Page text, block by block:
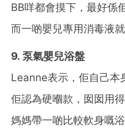
BB咩都會摸下，最好係
而一啲嬰兒專用消毒液
9. 泵氣嬰兒浴盤
Leanne表示，佢自己本
佢認為硬嗰款，囡囡用
媽媽帶一啲比較軟身嘅